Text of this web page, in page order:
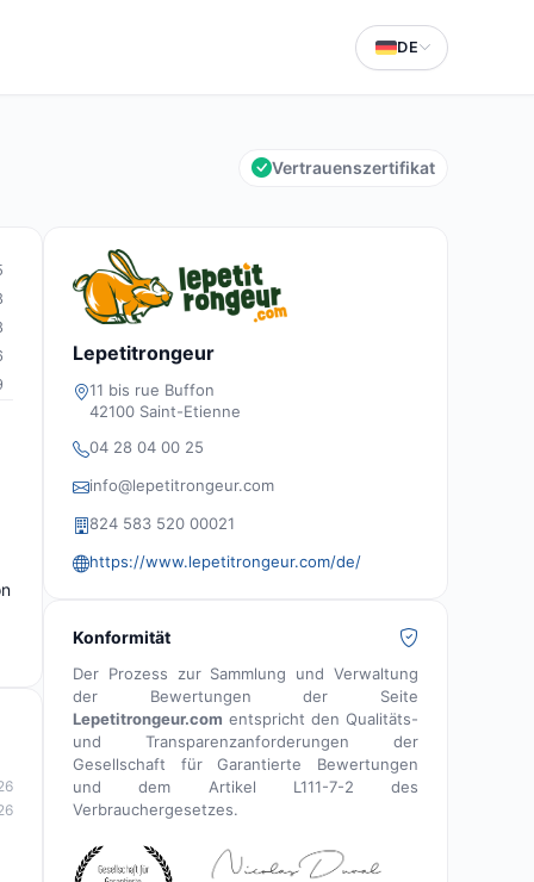
DE
Vertrauenszertifikat
Lepetitrongeur
11 bis rue Buffon
42100 Saint-Etienne
04 28 04 00 25
info@lepetitrongeur.com
824 583 520 00021
https://www.lepetitrongeur.com/de/
Konformität
Der Prozess zur Sammlung und Verwaltung
der Bewertungen der Seite
Lepetitrongeur.com entspricht den Qualitäts-
und Transparenzanforderungen der
Gesellschaft für Garantierte Bewertungen
und dem Artikel L111-7-2 des
Verbrauchergesetzes.